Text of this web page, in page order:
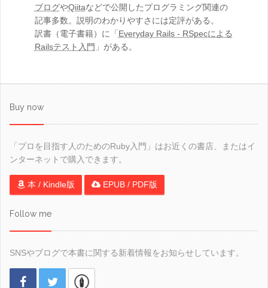
ブログやQiitaなどで公開したプログラミング関連の
記事多数。説明のわかりやすさには定評がある。
訳書（電子書籍）に「 Everyday Rails - RSpecによる
Railsテスト入門 」がある。
Buy now
「プロを目指す人のためのRuby入門」はお近くの書店、またはイ
ンターネットで購入できます。
本 / Kindle版 EPUB / PDF版
Follow me
SNSやブログで本書に関する新着情報をお知らせしています。